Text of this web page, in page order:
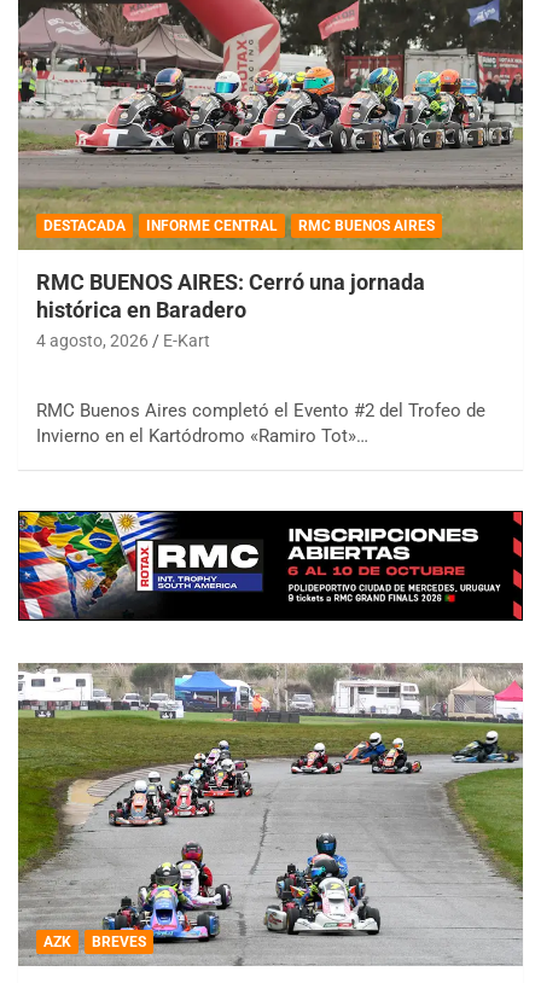
DESTACADA INFORME CENTRAL RMC BUENOS AIRES
RMC BUENOS AIRES: Cerró una jornada
histórica en Baradero
4 agosto, 2026 E-Kart
RMC Buenos Aires completó el Evento #2 del Trofeo de
Invierno en el Kartódromo «Ramiro Tot»…
AZK BREVES